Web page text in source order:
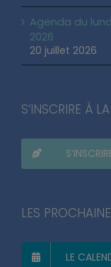
Agenda du
2026
20 juillet 2026
S’INSCRIRE À
LES
LE